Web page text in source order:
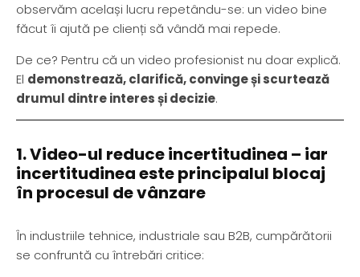
observăm același lucru repetându-se: un video bine
făcut îi ajută pe clienți să vândă mai repede.
De ce? Pentru că un video profesionist nu doar explică.
El demonstrează, clarifică, convinge și scurtează
drumul dintre interes și decizie.
1. Video-ul reduce incertitudinea – iar
incertitudinea este principalul blocaj
în procesul de vânzare
În industriile tehnice, industriale sau B2B, cumpărătorii
se confruntă cu întrebări critice: